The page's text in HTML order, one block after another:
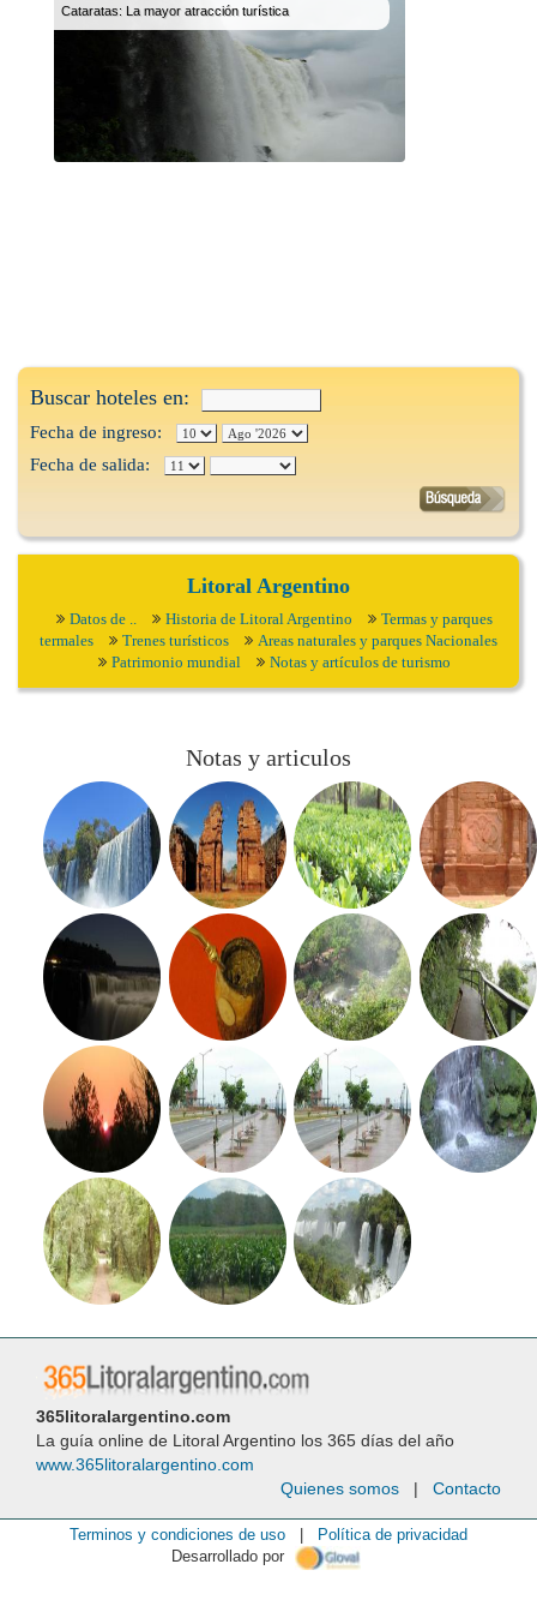
Cataratas: La mayor atracción turística
Buscar hoteles en:
Fecha de ingreso:
Fecha de salida:
Litoral Argentino
Datos de .. Historia de Litoral Argentino
Termas y parques
termales
Trenes turísticos
Areas naturales y parques Nacionales
Patrimonio mundial
Notas y artículos de turismo
Notas y articulos
365litoralargentino.com
La guía online de Litoral Argentino los 365 días del año
www.365litoralargentino.com
Quienes somos | Contacto
Terminos y condiciones de uso
Política de privacidad
Desarrollado por